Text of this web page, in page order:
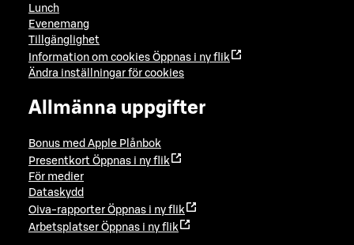
Lunch
Evenemang
Tillgänglighet
Information om cookies Öppnas i ny flik
Ändra inställningar för cookies
Allmänna uppgifter
Bonus med Apple Plånbok
Presentkort Öppnas i ny flik
För medier
Dataskydd
Oiva-rapporter Öppnas i ny flik
Arbetsplatser Öppnas i ny flik